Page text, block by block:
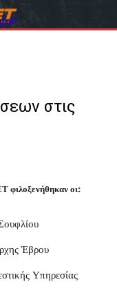
στις
φιλοξενήθηκαν οι:
Έβρου
Υπηρεσίας